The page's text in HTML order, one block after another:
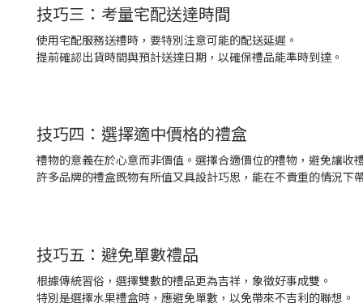
技巧三：考量宅配送達時間
使用宅配服務送禮時，要特別注意可能的配送延遲。
提前確認出貨時間與預計送達日期，以確保禮品能準時到達。
技巧四：選擇適中價格的禮盒
禮物的意義在於心意而非價值。選擇合適價位的禮物，避免讓收
許多品牌的禮盒既物有所值又具設計巧思，能在不貴重的情況下
技巧五：避免單數禮品
根據傳統習俗，選擇雙數的禮品更為吉祥，象徵好事成雙。
特別是選擇水果禮盒時，應避免單數，以免帶來不吉利的聯想。